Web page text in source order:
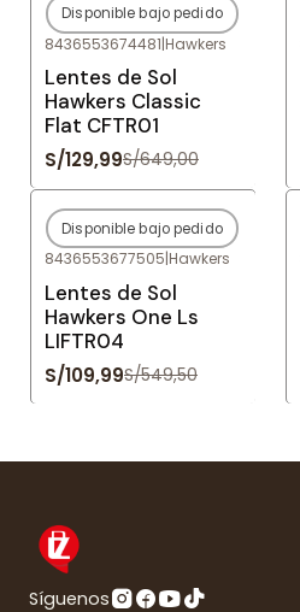
-80%OFF
Agotado
Disponible bajo pedido
8436553674481|Hawkers
Lentes de Sol
Hawkers Classic
Flat CFTR01
S/129,99S/649,00
-80%OFF
Agotado
Disponible bajo pedido
8436553677505|Hawkers
Lentes de Sol
Hawkers One Ls
LIFTR04
S/109,99S/549,50
Síguenos